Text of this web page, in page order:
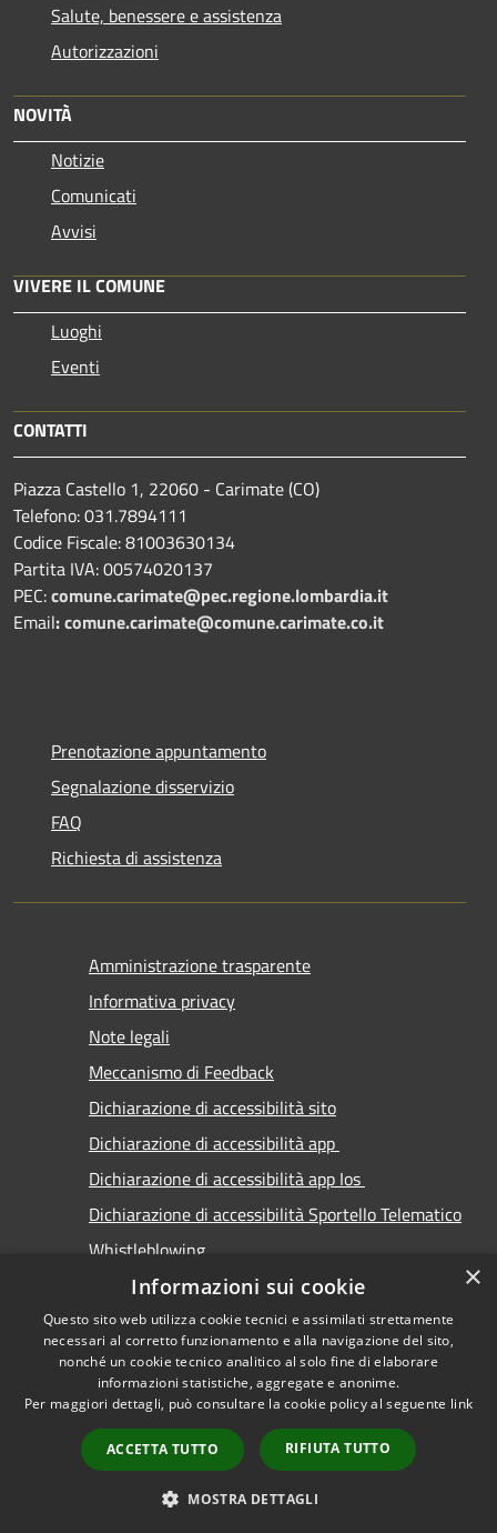
Salute, benessere e assistenza
Autorizzazioni
NOVITÀ
Notizie
Comunicati
Avvisi
VIVERE IL COMUNE
Luoghi
Eventi
CONTATTI
Piazza Castello 1, 22060 - Carimate (CO)
Telefono: 031.7894111
Codice Fiscale: 81003630134
Partita IVA: 00574020137
PEC:comune.carimate@pec.regione.lombardia.it
Email:comune.carimate@comune.carimate.co.it
Prenotazione appuntamento
Segnalazione disservizio
FAQ
Richiesta di assistenza
Amministrazione trasparente
Informativa privacy
Note legali
Meccanismo di Feedback
Dichiarazione di accessibilità sito
Dichiarazione di accessibilità app
Dichiarazione di accessibilità app Ios
Dichiarazione di accessibilità Sportello Telematico
Whistleblowing
Accessibilità
Copyright © 2026 • Comune di
Carimate • Powered by
Municipium•
Accesso
redazione
×
Informazioni sui cookie
Questo sito web utilizza cookie tecnici e assimilati strettamente
necessari al corretto funzionamento e alla navigazione del sito,
nonché un cookie tecnico analitico al solo fine di elaborare
informazioni statistiche, aggregate e anonime.
Per maggiori dettagli, può consultare la cookie policy al seguente link
ACCETTA TUTTO RIFIUTA TUTTO
MOSTRA DETTAGLI